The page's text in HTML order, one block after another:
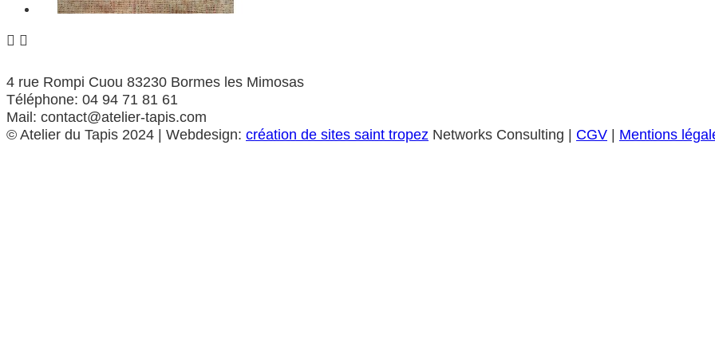
 
4 rue Rompi Cuou 83230 Bormes les Mimosas
Téléphone: 04 94 71 81 61
Mail: contact@atelier-tapis.com
© Atelier du Tapis 2024 | Webdesign: création de sites saint tropez Networks Consulting | CGV Mentions